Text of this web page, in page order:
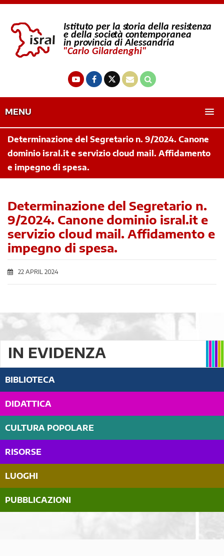
MENU
Determinazione del Segretario n. 9/2024. Canone
dominio isral.it e servizio cloud mail. Affidamento
e impegno di spesa.
Determinazione del Segretario n.
9/2024. Canone dominio isral.it e
servizio cloud mail. Affidamento e
impegno di spesa.
22 APRIL 2024
IN EVIDENZA
BIBLIOTECA
DIDATTICA
CULTURA POPOLARE
RISORSE
LUOGHI
PUBBLICAZIONI